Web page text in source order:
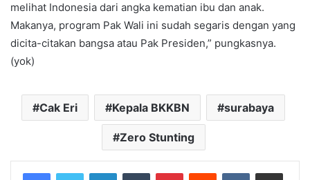
melihat Indonesia dari angka kematian ibu dan anak.
Makanya, program Pak Wali ini sudah segaris dengan yang
dicita-citakan bangsa atau Pak Presiden,” pungkasnya.
(yok)
Cak Eri Kepala BKKBN surabaya
Zero Stunting
LinkedInTumblr PinterestReddit VKontakteShare via Email